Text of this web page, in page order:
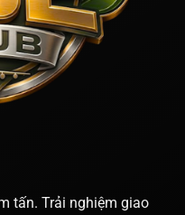
tấn. Trải nghiệm giao